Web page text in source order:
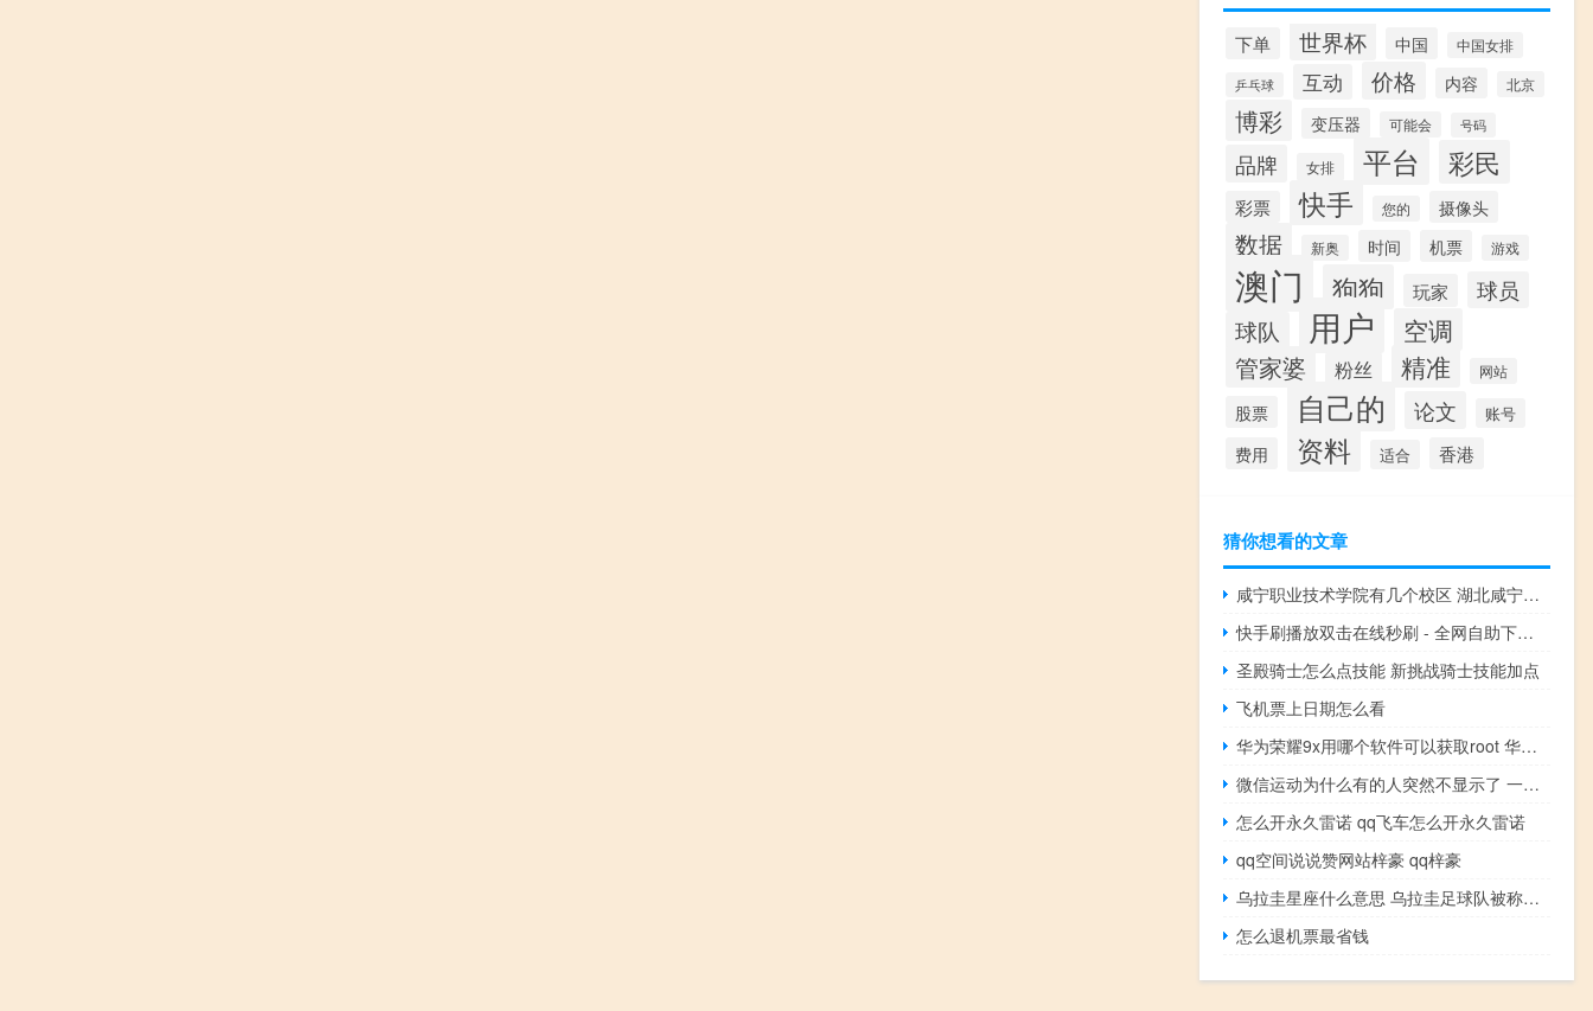
下单 世界杯 中国 中国女排
乒乓球 互动 价格 内容 北京
博彩 变压器 可能会 号码
品牌 女排 平台 彩民
彩票 快手 您的 摄像头
数据 新奥 时间 机票 游戏
澳门 狗狗 玩家 球员
球队 用户 空调
管家婆 粉丝 精准 网站
股票 自己的 论文 账号
费用 资料 适合 香港
猜你想看的文章
咸宁职业技术学院有几个校区 湖北咸宁职业技术学院
快手刷播放双击在线秒刷 - 全网自助下单最便宜20个_免费快手业务平台
圣殿骑士怎么点技能 新挑战骑士技能加点
飞机票上日期怎么看
华为荣耀9x用哪个软件可以获取root 华为手机root权限获取
微信运动为什么有的人突然不显示了 一个人如果突然关了微信运动
怎么开永久雷诺 qq飞车怎么开永久雷诺
qq空间说说赞网站梓豪 qq梓豪
乌拉圭星座什么意思 乌拉圭足球队被称为什么
怎么退机票最省钱